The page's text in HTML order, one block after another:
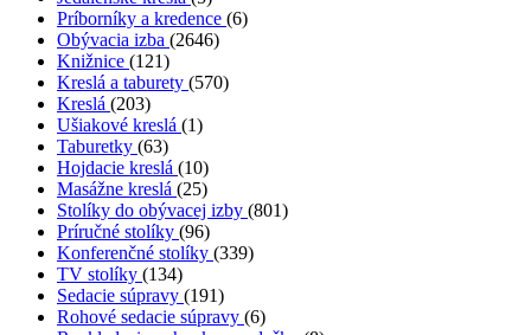
Príborníky a kredence (6)
Obývacia izba (2646)
Knižnice (121)
Kreslá a taburety (570)
Kreslá (203)
Ušiakové kreslá (1)
Taburetky (63)
Hojdacie kreslá (10)
Masážne kreslá (25)
Stolíky do obývacej izby (801)
Príručné stolíky (96)
Konferenčné stolíky (339)
TV stolíky (134)
Sedacie súpravy (191)
Rohové sedacie súpravy (6)